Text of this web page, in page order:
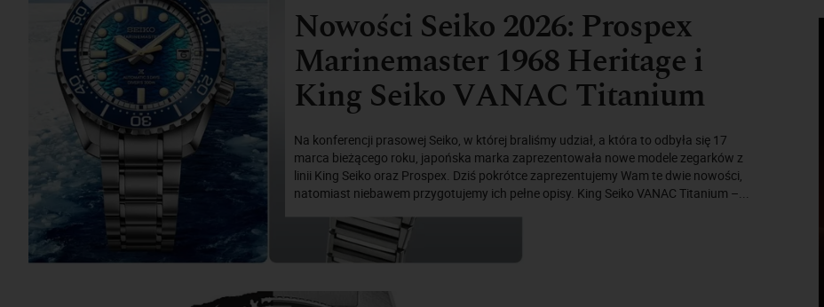
Nowości Seiko 2026: Prospex
Marinemaster 1968 Heritage i
King Seiko VANAC Titanium
Na konferencji prasowej Seiko, w której braliśmy udział, a która to odbyła się 17
marca bieżącego roku, japońska marka zaprezentowała nowe modele zegarków z
linii King Seiko oraz Prospex. Dziś pokrótce zaprezentujemy Wam te dwie nowości,
natomiast niebawem przygotujemy ich pełne opisy. King Seiko VANAC Titanium –...